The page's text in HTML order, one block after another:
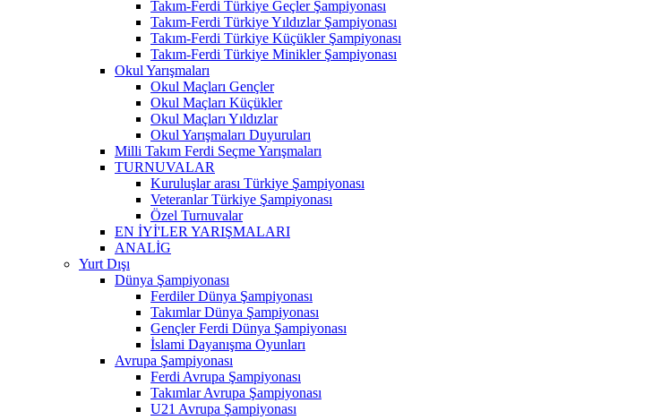
Takım-Ferdi Türkiye Geçler Şampiyonası
Takım-Ferdi Türkiye Yıldızlar Şampiyonası
Takım-Ferdi Türkiye Küçükler Şampiyonası
Takım-Ferdi Türkiye Minikler Şampiyonası
Okul Yarışmaları
Okul Maçları Gençler
Okul Maçları Küçükler
Okul Maçları Yıldızlar
Okul Yarışmaları Duyuruları
Milli Takım Ferdi Seçme Yarışmaları
TURNUVALAR
Kuruluşlar arası Türkiye Şampiyonası
Veteranlar Türkiye Şampiyonası
Özel Turnuvalar
EN İYİ'LER YARIŞMALARI
ANALİG
Yurt Dışı
Dünya Şampiyonası
Ferdiler Dünya Şampiyonası
Takımlar Dünya Şampiyonası
Gençler Ferdi Dünya Şampiyonası
İslami Dayanışma Oyunları
Avrupa Şampiyonası
Ferdi Avrupa Şampiyonası
Takımlar Avrupa Şampiyonası
U21 Avrupa Şampiyonası